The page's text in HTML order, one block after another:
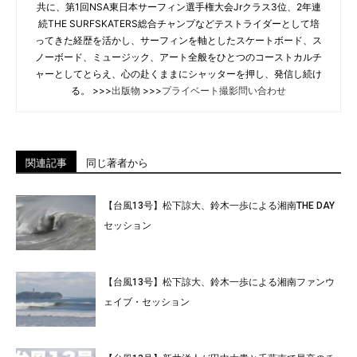
共に、第1回NSA東日本サーフィン選手権大会Jrクラス3位、2年連
続THE SURFSKATERS総合チャンプなどテストライダーとして培
ってきた経歴を活かし、サーフィンを軸としたスケートボード、ス
ノーボード、ミュージック、アート全般をひとつのコーストカルチ
ャーとしてとらえ、心の赴くままにシャッターを押し、発信し続け
る。 >>>出版物 >>>プライベート撮影問い合わせ
関連記事 同じ著者から
【台風13号】松下諒大、鈴木一歩による湘南THE DAY
セッション
【台風13号】松下諒大、鈴木一歩による湘南ファンウ
ェイブ・セッション